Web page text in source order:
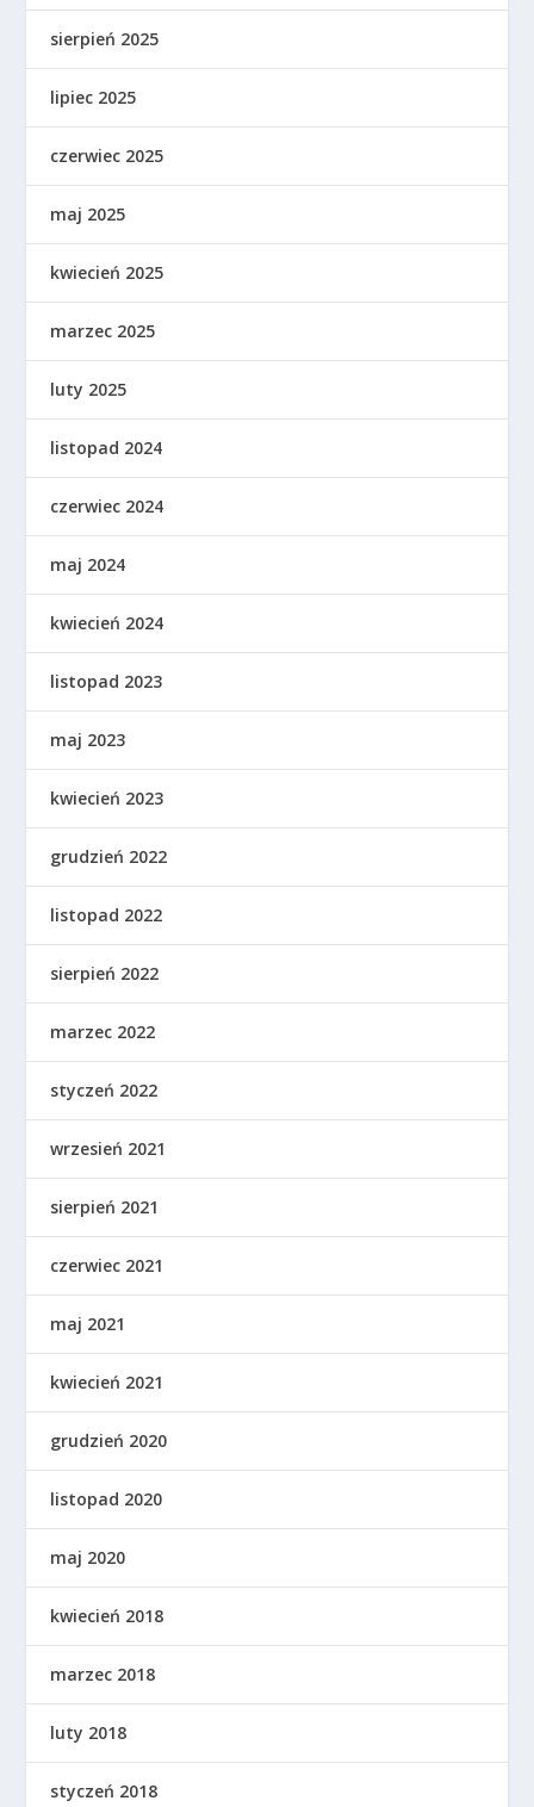
sierpień 2025
lipiec 2025
czerwiec 2025
maj 2025
kwiecień 2025
marzec 2025
luty 2025
listopad 2024
czerwiec 2024
maj 2024
kwiecień 2024
listopad 2023
maj 2023
kwiecień 2023
grudzień 2022
listopad 2022
sierpień 2022
marzec 2022
styczeń 2022
wrzesień 2021
sierpień 2021
czerwiec 2021
maj 2021
kwiecień 2021
grudzień 2020
listopad 2020
maj 2020
kwiecień 2018
marzec 2018
luty 2018
styczeń 2018